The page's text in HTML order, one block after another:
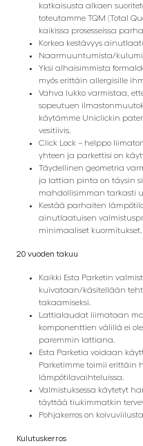
katkaisusta alkaen
toteutamme TQM (Total
kaikissa prosesseissa
Korkea kestävyys
Naarmuuntumista/
Yksi alhaisimmista
myös erittäin allergisille
Vahva lukko varmistaa,
sopeutuen
käytämme Uniclickin
vesitiivis.
Click Lock – helppo
yhteen ja parkettisi on
Täydellinen geometria
ja lattian pinta on täysin
mahdollisimman tarkasti
Kestää parhaiten
ainutlaatuisen
minimaaliset kuormitukset.
20 vuoden takuu
Kaikki Esta Parketin
kuivataan/käsitellään
takaamiseksi.
Lattialaudat liimataan
komponenttien välillä ei
paremmin lattiana.
Esta Parketia voidaan
Parketimme toimii erittäin
lämpötilavaihteluissa.
Valmistuksessa käytetyt
täyttää tiukimmatkin
Pohjakerros on
Kulutuskerros